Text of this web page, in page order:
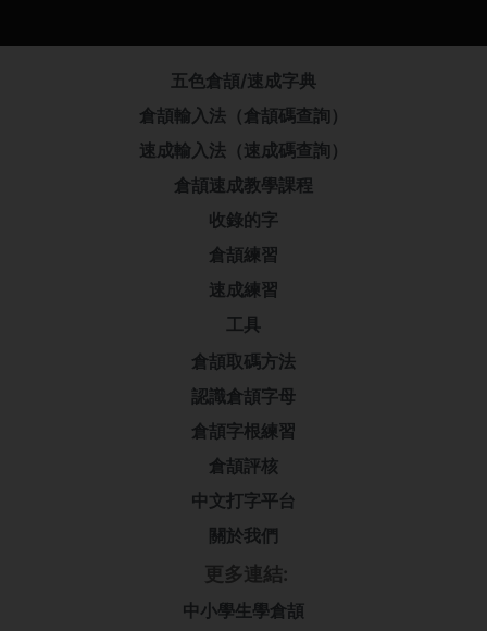
五色倉頡/速成字典
倉頡輸入法（倉頡碼查詢）
速成輸入法（速成碼查詢）
倉頡速成教學課程
收錄的字
倉頡練習
速成練習
工具
倉頡取碼方法
認識倉頡字母
倉頡字根練習
倉頡評核
中文打字平台
關於我們
更多連結:
中小學生學倉頡